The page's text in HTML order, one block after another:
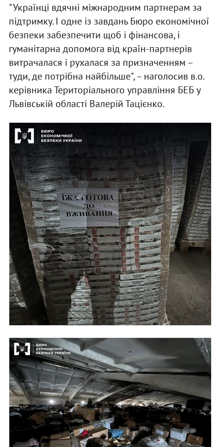
"Українці вдячні міжнародним партнерам за
підтримку. І одне із завдань Бюро економічної
безпеки забезпечити щоб і фінансова, і
гуманітарна допомога від країн-партнерів
витрачалася і рухалася за призначенням –
туди, де потрібна найбільше", – наголосив в.о.
керівника Територіального управління БЕБ у
Львівській області Валерій Тацієнко.